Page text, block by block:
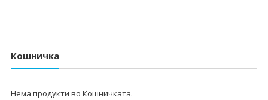
Кошничка
Нема продукти во Кошничката.